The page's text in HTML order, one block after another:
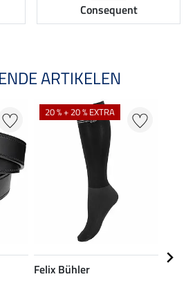
Consequent
ARTIKELEN
20 % + 20 % EXTRA
Felix Bühler